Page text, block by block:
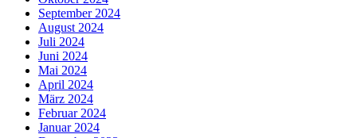
September 2024
August 2024
Juli 2024
Juni 2024
Mai 2024
April 2024
März 2024
Februar 2024
Januar 2024